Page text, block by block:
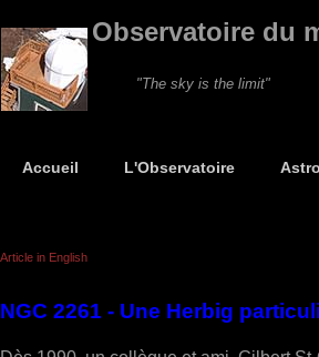
Observatoire du
"The sky is the limit"
Accueil L'Observatoire
Article in English
NGC 2261 - Une Herbig